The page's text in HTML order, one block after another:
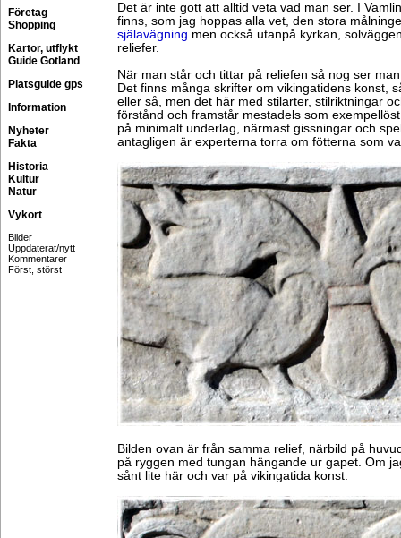
Företag
Shopping
Kartor, utflykt
Guide Gotland
Platsguide gps
Information
Nyheter
Fakta
Historia
Kultur
Natur
Vykort
Bilder
Uppdaterat/nytt
Kommentarer
Först, störst
Det är inte gott att alltid veta vad man ser. I
finns, som jag hoppas alla vet, den stora
själavägning men också utanpå kyrkan,
reliefer.
När man står och tittar på reliefen så nog ser
Det finns många skrifter om vikingatidens konst,
eller så, men det här med stilarter, stilriktningar
förstånd och framstår mestadels som
på minimalt underlag, närmast gissningar och
antagligen är experterna torra om fötterna som
Bilden ovan är från samma relief, närbild på
på ryggen med tungan hängande ur gapet. Om
sånt lite här och var på vikingatida konst.